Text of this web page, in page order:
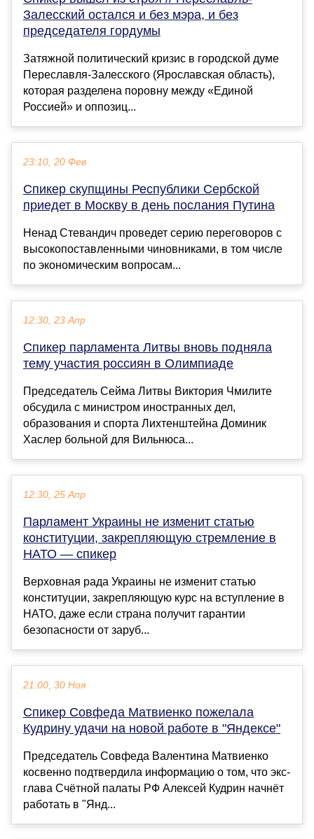
Залесский остался и без мэра, и без
председателя гордумы
Затяжной политический кризис в городской думе
Переславля-Залесского (Ярославская область),
которая разделена поровну между «Единой
Россией» и оппозиц...
23:10, 20 Фев
Спикер скупщины Республики Сербской
приедет в Москву в день послания Путина
Ненад Стевандич проведет серию переговоров с
высокопоставленными чиновниками, в том числе
по экономическим вопросам...
12:30, 23 Апр
Спикер парламента Литвы вновь подняла
тему участия россиян в Олимпиаде
Председатель Сейма Литвы Виктория Чмилите
обсудила с министром иностранных дел,
образования и спорта Лихтенштейна Доминик
Хаслер больной для Вильнюса...
12:30, 25 Апр
Парламент Украины не изменит статью
конституции, закрепляющую стремление в
НАТО — спикер
Верховная рада Украины не изменит статью
конституции, закрепляющую курс на вступление в
НАТО, даже если страна получит гарантии
безопасности от заруб...
21:00, 30 Ноя
Спикер Совфеда Матвиенко пожелала
Кудрину удачи на новой работе в "Яндексе"
Председатель Совфеда Валентина Матвиенко
косвенно подтвердила информацию о том, что экс-
глава Счётной палаты РФ Алексей Кудрин начнёт
работать в "Янд...